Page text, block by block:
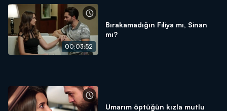
00:03:52
Bırakamadığın Filiya mı, Sinan
mı?
Umarım öptüğün kızla mutlu